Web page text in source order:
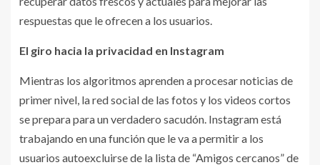
respuestas que le ofrecen a los usuarios.
El giro hacia la privacidad en Instagram
Mientras los algoritmos aprenden a procesar noticias de
primer nivel, la red social de las fotos y los videos cortos
se prepara para un verdadero sacudón. Instagram está
trabajando en una función que le va a permitir a los
usuarios autoexcluirse de la lista de “Amigos cercanos” de